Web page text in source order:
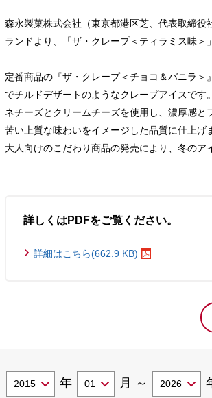
森永製菓株式会社（東京都港区芝、代表取締
ランドより、「ザ・クレープ＜ティラミス味＞
定番商品の『ザ・クレープ＜チョコ＆バニラ
でチルドデザートのようなクレープアイスで
ネチーズとクリームチーズを使用し、濃厚感
苦い上質な味わいをイメージした品質に仕上
大人向けのこだわり商品の発売により、冬のア
詳しくはPDFをご覧ください。
詳細はこちら(662.9 KB)
年 月 ～